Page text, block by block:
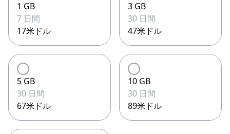
1 GB
7 日間
17米ドル
3 GB
30 日間
47米ドル
5 GB
30 日間
67米ドル
10 GB
30 日間
89米ドル